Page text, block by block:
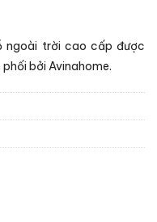
ngoài trời cao cấp được
bởi Avinahome.